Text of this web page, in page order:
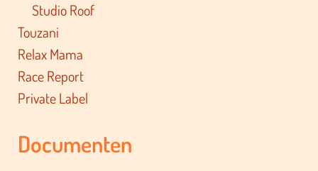
Studio Roof
Touzani
Relax Mama
Race Report
Private Label
Documenten